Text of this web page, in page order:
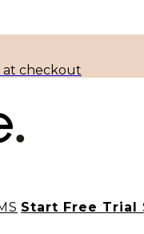
at checkout
Start Free Trial